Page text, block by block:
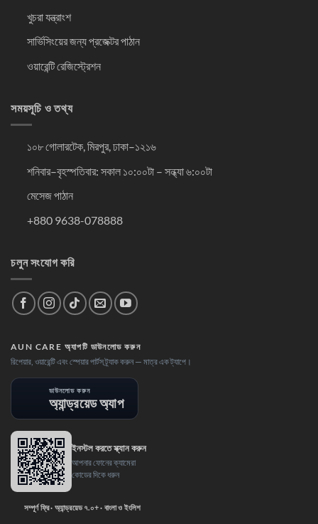
খুচরা যন্ত্রাংশ
সার্ভিসিংয়ের জন্য প্রজেক্টর পাঠান
ওয়ারেন্টি রেজিস্ট্রেশন
সময়সূচি ও তথ্য
১০৮ গোলারটেক, মিরপুর, ঢাকা–১২১৬
শনিবার–বৃহস্পতিবার: সকাল ১০:০০টা – সন্ধ্যা ৬:০০টা
মেসেজ পাঠান
+880 9638-078888
চলুন সংযোগ করি
AUN CARE অ্যাপটি ডাউনলোড করুন
রিপেয়ার, ওয়ারেন্টি এবং স্পেয়ার পার্টস ট্র্যাক করুন — মাত্র এক ট্যাপে।
ডাউনলোড করুন
অ্যান্ড্রয়েড অ্যাপ
ইনস্টল করতে স্ক্যান করুন
আপনার ফোনের ক্যামেরা
কোডের দিকে ধরুন
সম্পূর্ণ ফ্রি · অ্যান্ড্রয়েড ৭.০+ · বাংলা ও ইংলিশ